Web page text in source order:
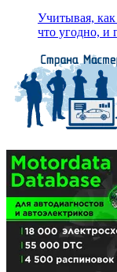
Учитывая, как
что угодно, и